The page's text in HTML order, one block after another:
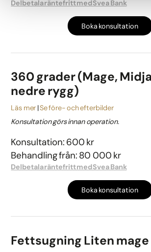
Delbetala räntefritt med Svea Bank
Boka konsultation
360 grader (Mage,
nedre rygg)
Läs mer Se före- och efterbilder
Konsultation görs innan operation.
Konsultation: 600 kr
Behandling från: 80 000 kr
Delbetala räntefritt med Svea Bank
Boka konsultation
Fettsugning Liten mage